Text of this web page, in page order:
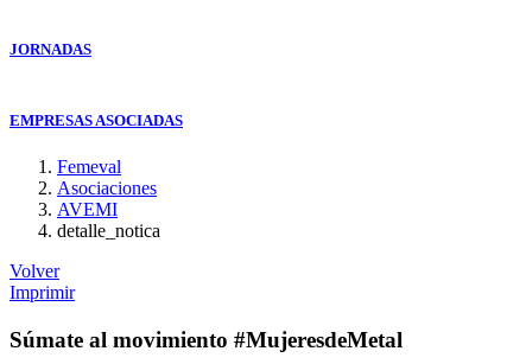
JORNADAS
EMPRESAS ASOCIADAS
Femeval
Asociaciones
AVEMI
detalle_notica
Volver
Imprimir
Súmate al movimiento #MujeresdeMetal